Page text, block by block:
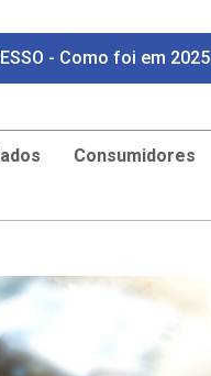
- Como foi em 2025
Consumidores